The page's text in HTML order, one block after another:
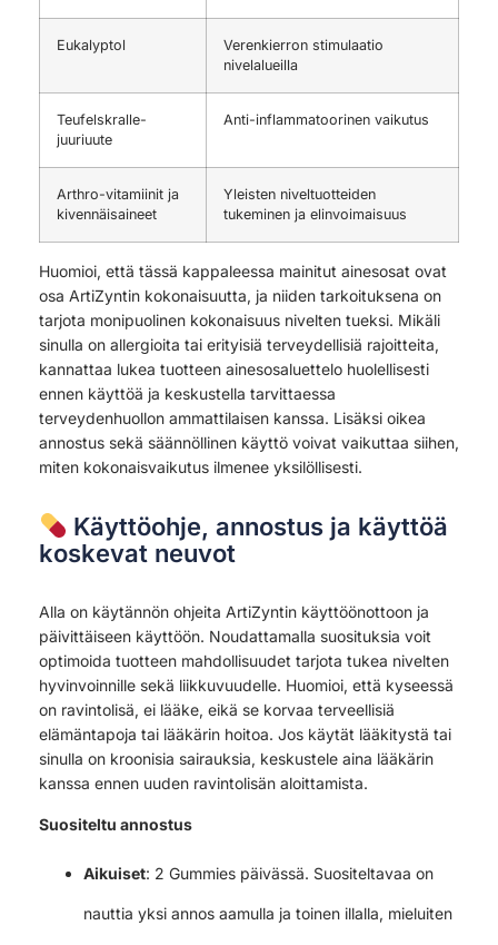
Eukalyptol
Verenkierron stimulaatio
nivelalueilla
Teufelskralle-
juuriuute
Anti-inflammatoorinen vaikutus
Arthro-vitamiinit ja
kivennäisaineet
Yleisten niveltuotteiden
tukeminen ja elinvoimaisuus
Huomioi, että tässä kappaleessa mainitut ainesosat ovat
osa ArtiZyntin kokonaisuutta, ja niiden tarkoituksena on
tarjota monipuolinen kokonaisuus nivelten tueksi. Mikäli
sinulla on allergioita tai erityisiä terveydellisiä rajoitteita,
kannattaa lukea tuotteen ainesosaluettelo huolellisesti
ennen käyttöä ja keskustella tarvittaessa
terveydenhuollon ammattilaisen kanssa. Lisäksi oikea
annostus sekä säännöllinen käyttö voivat vaikuttaa siihen,
miten kokonaisvaikutus ilmenee yksilöllisesti.
Käyttöohje, annostus ja käyttöä
koskevat neuvot
Alla on käytännön ohjeita ArtiZyntin käyttöönottoon ja
päivittäiseen käyttöön. Noudattamalla suosituksia voit
optimoida tuotteen mahdollisuudet tarjota tukea nivelten
hyvinvoinnille sekä liikkuvuudelle. Huomioi, että kyseessä
on ravintolisä, ei lääke, eikä se korvaa terveellisiä
elämäntapoja tai lääkärin hoitoa. Jos käytät lääkitystä tai
sinulla on kroonisia sairauksia, keskustele aina lääkärin
kanssa ennen uuden ravintolisän aloittamista.
Suositeltu annostus
Aikuiset: 2 Gummies päivässä. Suositeltavaa on
nauttia yksi annos aamulla ja toinen illalla, mieluiten